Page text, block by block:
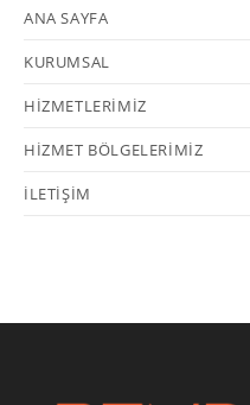
ANA SAYFA
KURUMSAL
HİZMETLERİMİZ
HİZMET BÖLGELERİMİZ
İLETİŞİM